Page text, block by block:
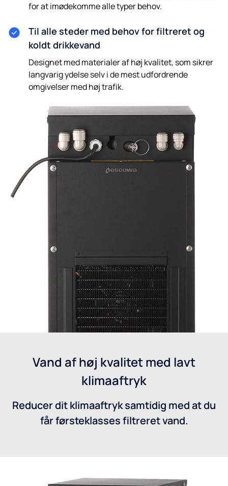
for at imødekomme alle typer behov.
Til alle steder med behov for filtreret og
koldt drikkevand
Designet med materialer af høj kvalitet, som sikrer
langvarig ydelse selv i de mest udfordrende
omgivelser med høj trafik.
Vand af høj kvalitet med lavt
klimaaftryk
Reducer dit klimaaftryk samtidig med at du
får førsteklasses filtreret vand.